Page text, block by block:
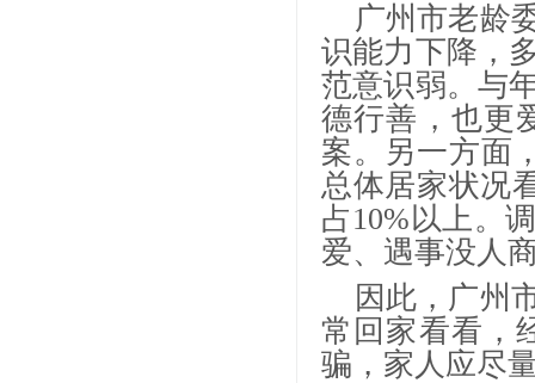
广州市老龄
识能力下降，
范意识弱。与
德行善，也更
案。另一方面
总体居家状况
占10%以上。
爱、遇事没人
因此，广州
常回家看看，
骗，家人应尽